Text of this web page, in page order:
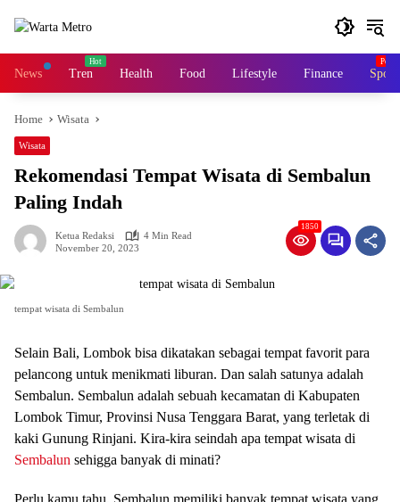
News Tren Health Food Lifestyle Finance Sport
Home Wisata
Wisata
Rekomendasi Tempat Wisata di Sembalun
Paling Indah
Ketua Redaksi
4 Min Read
November 20, 2023
1850
tempat wisata di Sembalun
Selain Bali, Lombok bisa dikatakan sebagai tempat favorit para
pelancong untuk menikmati liburan. Dan salah satunya adalah
Sembalun. Sembalun adalah sebuah kecamatan di Kabupaten
Lombok Timur, Provinsi Nusa Tenggara Barat, yang terletak di
kaki Gunung Rinjani. Kira-kira seindah apa tempat wisata di
Sembalun sehigga banyak di minati?
Perlu kamu tahu, Sembalun memiliki banyak tempat wisata yang